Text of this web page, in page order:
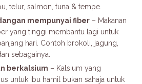
telur, salmon, tuna & tempe.
mempunyai fiber – Makanan
yang tinggi membantu lagi untuk
hari. Contoh brokoli, jagung,
sebagainya.
berkalsium – Kalsium yang
untuk ibu hamil bukan sahaja untuk